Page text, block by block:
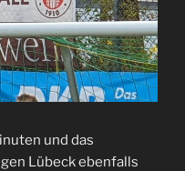
und das
Lübeck ebenfalls